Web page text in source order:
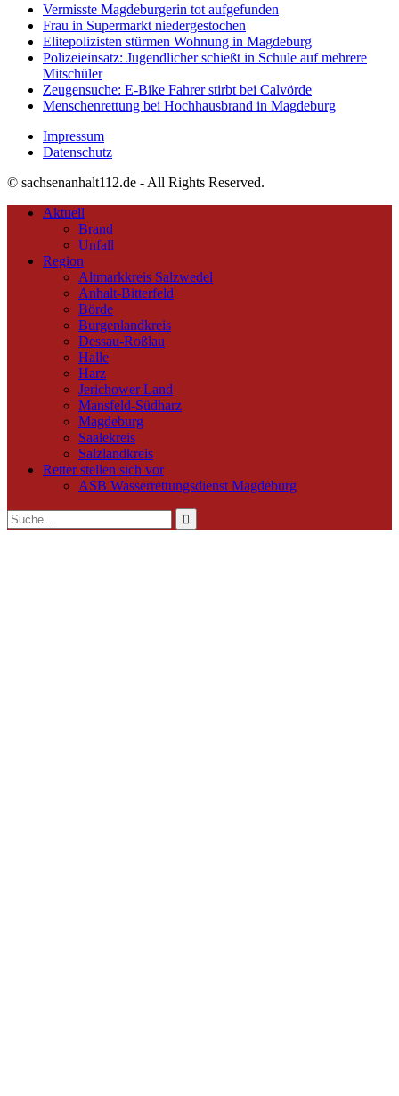
Vermisste Magdeburgerin tot aufgefunden
Frau in Supermarkt niedergestochen
Elitepolizisten stürmen Wohnung in Magdeburg
Polizeieinsatz: Jugendlicher schießt in Schule auf mehrere
Mitschüler
Zeugensuche: E-Bike Fahrer stirbt bei Calvörde
Menschenrettung bei Hochhausbrand in Magdeburg
Impressum
Datenschutz
© sachsenanhalt112.de - All Rights Reserved.
Aktuell
Brand
Unfall
Region
Altmarkkreis Salzwedel
Anhalt-Bitterfeld
Börde
Burgenlandkreis
Dessau-Roßlau
Halle
Harz
Jerichower Land
Mansfeld-Südharz
Magdeburg
Saalekreis
Salzlandkreis
Retter stellen sich vor
ASB Wasserrettungsdienst Magdeburg